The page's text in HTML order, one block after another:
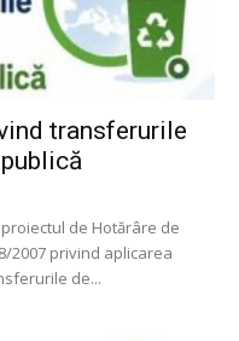
transferurile
de Hotărâre de
2007 privind aplicarea
de...